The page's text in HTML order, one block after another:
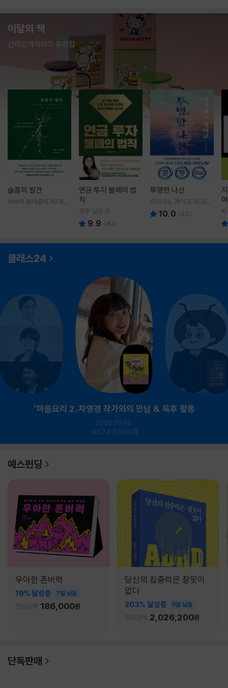
이달의 책
산리오캐릭터즈 유리컵
슬픔의 발견
바버라 블래츨리 저/제효
연금 투자 불패의 법
칙
영주 닐슨 저
9.9 (43)
투명한 나선
히가시노 게이고 저/김선
영 역10.0 (62)
클래스24
『마음요리 2』차영경 작가와의 만남 & 독후 활동
2026.09.05.
예스24 강서NC점
예스펀딩
우아한 존버력
19% 달성중 7일 남음
펀딩금액 186,000원
당신의 집중력은 잘못이
없다
203% 달성중 9일 남음
펀딩금액 2,026,200원
단독판매